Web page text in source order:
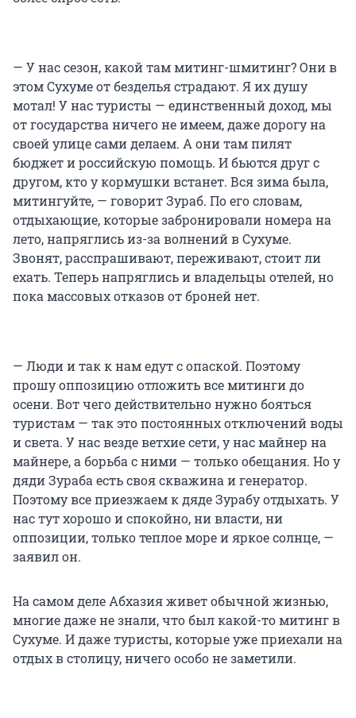
— У нас сезон, какой там митинг-шмитинг? Они в
этом Сухуме от безделья страдают. Я их душу
мотал! У нас туристы — единственный доход, мы
от государства ничего не имеем, даже дорогу на
своей улице сами делаем. А они там пилят
бюджет и российскую помощь. И бьются друг с
другом, кто у кормушки встанет. Вся зима была,
митингуйте, — говорит Зураб. По его словам,
отдыхающие, которые забронировали номера на
лето, напряглись из-за волнений в Сухуме.
Звонят, расспрашивают, переживают, стоит ли
ехать. Теперь напряглись и владельцы отелей, но
пока массовых отказов от броней нет.
— Люди и так к нам едут с опаской. Поэтому
прошу оппозицию отложить все митинги до
осени. Вот чего действительно нужно бояться
туристам — так это постоянных отключений воды
и света. У нас везде ветхие сети, у нас майнер на
майнере, а борьба с ними — только обещания. Но у
дяди Зураба есть своя скважина и генератор.
Поэтому все приезжаем к дяде Зурабу отдыхать. У
нас тут хорошо и спокойно, ни власти, ни
оппозиции, только теплое море и яркое солнце, —
заявил он.
На самом деле Абхазия живет обычной жизнью,
многие даже не знали, что был какой-то митинг в
Сухуме. И даже туристы, которые уже приехали на
отдых в столицу, ничего особо не заметили.